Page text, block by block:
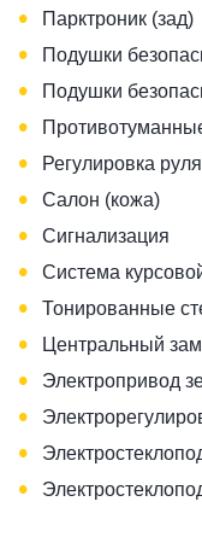
• Парктроник (зад)
• Подушки
• Подушки
•
• Регулировка руля
• Салон (кожа)
• Сигнализация
• Система
• Тонированные
• Центральный
• Электропривод
•
•
•